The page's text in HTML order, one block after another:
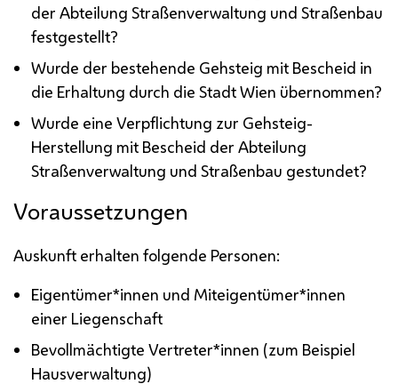
der Abteilung Straßenverwaltung und Straßenbau
festgestellt?
Wurde der bestehende Gehsteig mit Bescheid in
die Erhaltung durch die Stadt Wien übernommen?
Wurde eine Verpflichtung zur Gehsteig-
Herstellung mit Bescheid der Abteilung
Straßenverwaltung und Straßenbau gestundet?
Voraussetzungen
Auskunft erhalten folgende Personen:
Eigentümer*innen und Miteigentümer*innen
einer Liegenschaft
Bevollmächtigte Vertreter*innen (zum Beispiel
Hausverwaltung)